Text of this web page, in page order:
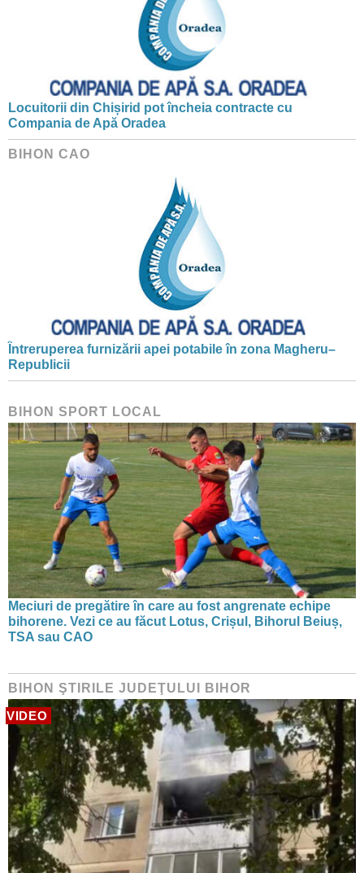
Locuitorii din Chișirid pot încheia contracte cu
Compania de Apă Oradea
BIHON CAO
Întreruperea furnizării apei potabile în zona Magheru–
Republicii
BIHON SPORT LOCAL
Meciuri de pregătire în care au fost angrenate echipe
bihorene. Vezi ce au făcut Lotus, Crișul, Bihorul Beiuș,
TSA sau CAO
BIHON ŞTIRILE JUDEŢULUI BIHOR
VIDEO